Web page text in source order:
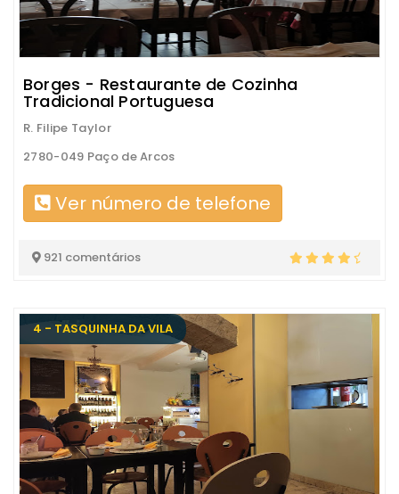
Borges - Restaurante de Cozinha
Tradicional Portuguesa
R. Filipe Taylor
2780-049 Paço de Arcos
Ver número de telefone
921 comentários
4 - TASQUINHA DA VILA